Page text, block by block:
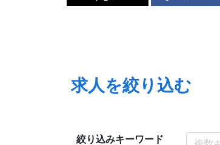
求人を絞り込む
絞り込みキーワード